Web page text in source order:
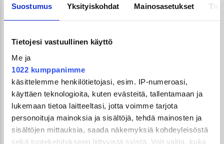
Suostumus Yksityiskohdat Mainosasetukset
Tietojesi vastuullinen käyttö
Me ja
1022 kumppanimme
käsittelemme henkilötietojasi, esim. IP-numeroasi,
käyttäen teknologioita, kuten evästeitä, tallentamaan ja
lukemaan tietoa laitteeltasi, jotta voimme tarjota
personoituja mainoksia ja sisältöjä, tehdä mainosten ja
sisältöjen mittauksia, saada näkemyksiä kohdeyleisöstä
sekä tuotekehitykseen liittyvistä syistä. Voit valita, kuka
GTi-Magazinen numero 5 / 2026 julkaistaan
3.6.2026!
UUSIMMAT